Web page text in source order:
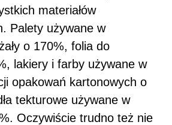
materiałów
Palety używane w
o 170%, folia do
lakiery i farby używane w
opakowań kartonowych o
tekturowe używane w
Oczywiście trudno też nie